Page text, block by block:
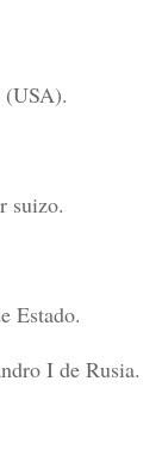
(USA).
suizo.
Estado.
I de Rusia.